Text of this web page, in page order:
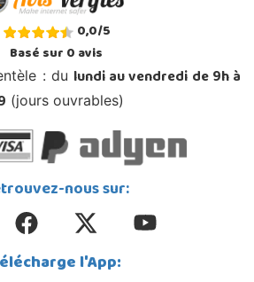
0,0/5
Basé sur0avis
: du lundi au vendredi de 9h à
(jours ouvrables)
nous sur:
l'App: